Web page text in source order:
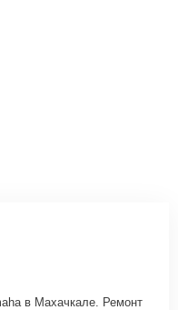
в Махачкале. Ремонт